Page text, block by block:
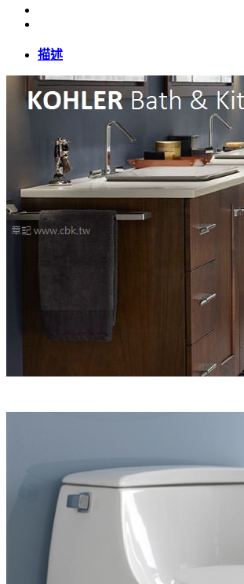
旋
風
桶
3722X-
量
描述